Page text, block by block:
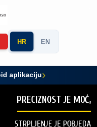
HR EN
aplikaciju
PRECIZNOST JE MOĆ,
STRPLJENJE JE POBJEDA